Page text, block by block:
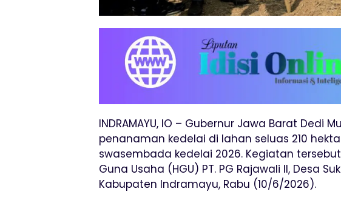
INDRAMAYU, IO – Gubernur Jawa Barat Dedi
penanaman kedelai di lahan seluas 210
swasembada kedelai 2026. Kegiatan
Guna Usaha (HGU) PT. PG Rajawali II, Desa
Kabupaten Indramayu, Rabu (10/6/2026).